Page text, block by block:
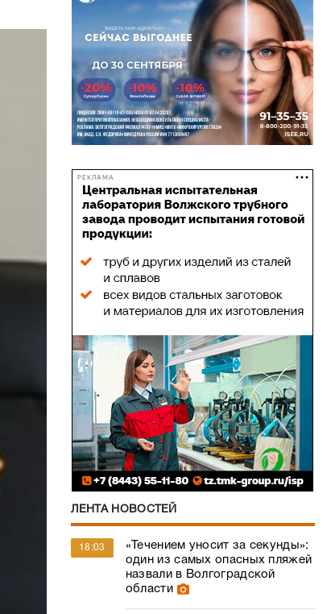
РЕКЛАМА
ЛЕНТА НОВОСТЕЙ
18:03
«Течением уносит за секунды»:
один из самых опасных пляжей
назвали в Волгоградской
области